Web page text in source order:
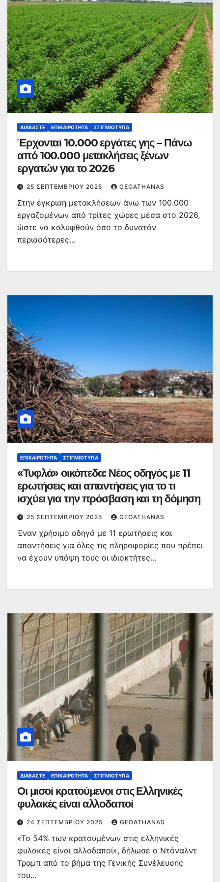
ΔΙΑΒΆΣΤΕ ΕΠΙΚΑΙΡΌΤΗΤΑ ΣΤΙΓΜΙΌΤΥΠΑ
Έρχονται 10.000 εργάτες γης – Πάνω
από 100.000 μετακλήσεις ξένων
εργατών για το 2026
25 ΣΕΠΤΕΜΒΡΊΟΥ 2025 GEOATHANAS
Στην έγκριση μετακλήσεων άνω των 100.000
εργαζομένων από τρίτες χώρες μέσα στο 2026,
ώστε να καλυφθούν όσο το δυνατόν
περισσότερες…
ΕΠΙΚΑΙΡΌΤΗΤΑ ΣΤΙΓΜΙΌΤΥΠΑ
«Τυφλά» οικόπεδα: Νέος οδηγός με 11
ερωτήσεις και απαντήσεις για το τι
ισχύει για την πρόσβαση και τη δόμηση
25 ΣΕΠΤΕΜΒΡΊΟΥ 2025 GEOATHANAS
Έναν χρήσιμο οδηγό με 11 ερωτήσεις και
απαντήσεις για όλες τις πληροφορίες που πρέπει
να έχουν υπόψη τους οι ιδιοκτήτες…
ΔΙΑΒΆΣΤΕ ΕΠΙΚΑΙΡΌΤΗΤΑ ΣΤΙΓΜΙΌΤΥΠΑ
Οι μισοί κρατούμενοι στις Ελληνικές
φυλακές είναι αλλοδαποί
24 ΣΕΠΤΕΜΒΡΊΟΥ 2025 GEOATHANAS
«Το 54% των κρατουμένων στις ελληνικές
φυλακές είναι αλλοδαποί», δήλωσε ο Ντόναλντ
Τραμπ από το βήμα της Γενικής Συνέλευσης
του…